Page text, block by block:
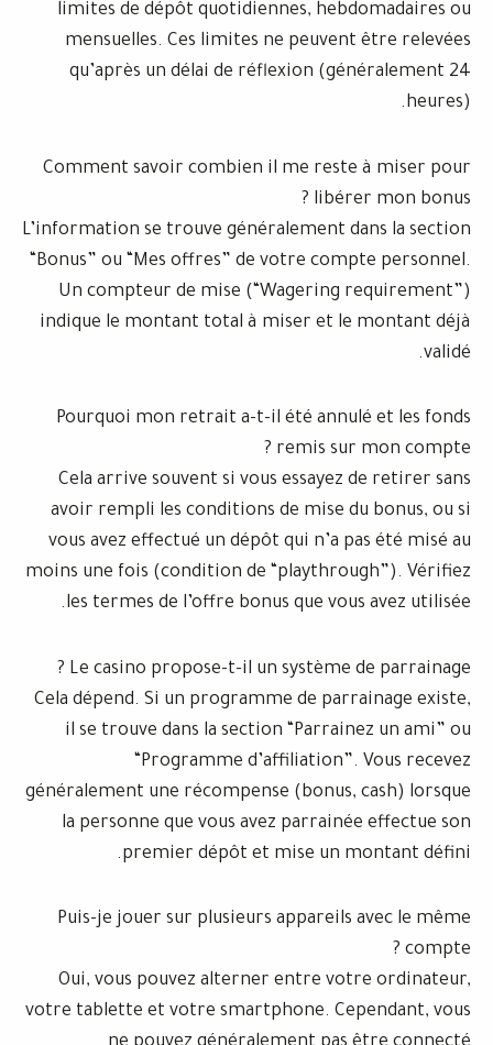
limites de dépôt quotidiennes,
mensuelles. Ces limites ne
qu’après un délai de réflexion
Comment savoir combien il me
L’information se trouve généralement
“Bonus” ou “Mes offres” de votre
Un compteur de mise (“Wagering
indique le montant total à miser et le
Pourquoi mon retrait a-t-il été
remis sur
Cela arrive souvent si vous essayez
avoir rempli les conditions de mise
vous avez effectué un dépôt qui n’a
moins une fois (condition de
les termes de l’offre bonus que
Le casino propose-t-il un système
Cela dépend. Si un programme de
il se trouve dans la section
“Programme d’affiliation”.
généralement une récompense (bonus,
la personne que vous avez
premier dépôt et mise un
Puis-je jouer sur plusieurs appareils
Oui, vous pouvez alterner entre
votre tablette et votre smartphone.